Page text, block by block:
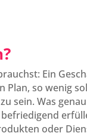
Ein
so wenig
sein. Was
oder